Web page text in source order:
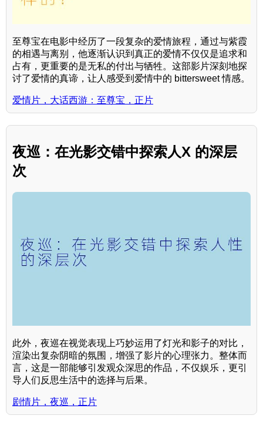
至尊宝在电影中经历了一段复杂的爱情旅程，通过与紫霞
的相遇与离别，他逐渐认识到真正的爱情不仅仅是追求和
占有，更重要的是无私的付出与牺牲。这部影片深刻地探
讨了爱情的真谛，让人感受到爱情中的 bittersweet 情感。
爱情片，大话西游：至尊宝，正片
夜巡：在光影交错中探索人X 的深层
次
此外，夜巡在视觉表现上巧妙运用了灯光和影子的对比，
渲染出复杂阴暗的氛围，增强了影片的心理张力。整体而
言，这是一部能够引发观众深思的作品，不仅娱乐，更引
导人们反思生活中的选择与后果。
剧情片，夜巡，正片